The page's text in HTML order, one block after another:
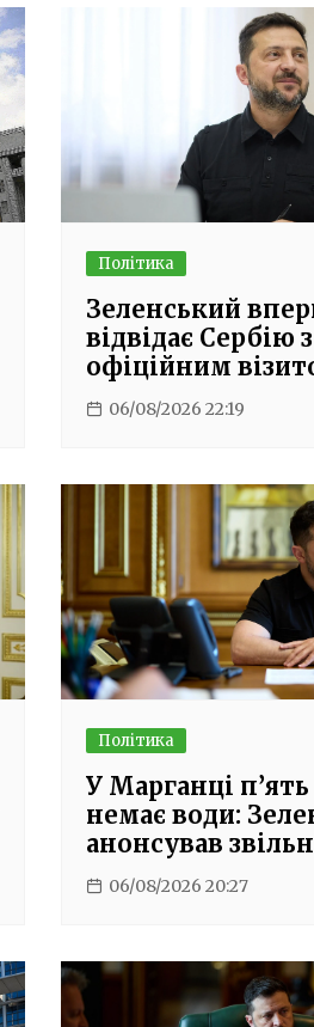
Політика
Зеленський
відвідає Сербію з
офіційним
06/08/2026 22:19
Політика
У Марганці п’ять
немає води:
анонсував
06/08/2026 20:27